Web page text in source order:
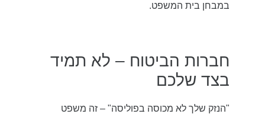
במבחן בית המשפט.
חברות הביטוח – לא תמיד
בצד שלכם
"הנזק שלך לא מכוסה בפוליסה" – זה משפט